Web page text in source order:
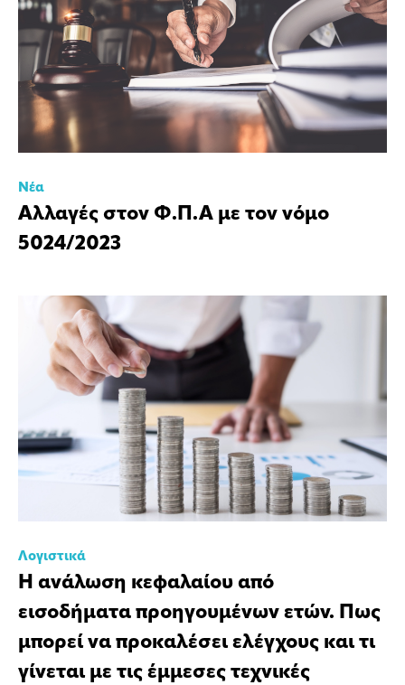
Νέα
Αλλαγές στον Φ.Π.Α με τον νόμο
5024/2023
Λογιστικά
Η ανάλωση κεφαλαίου από
εισοδήματα προηγουμένων ετών. Πως
μπορεί να προκαλέσει ελέγχους και τι
γίνεται με τις έμμεσες τεχνικές